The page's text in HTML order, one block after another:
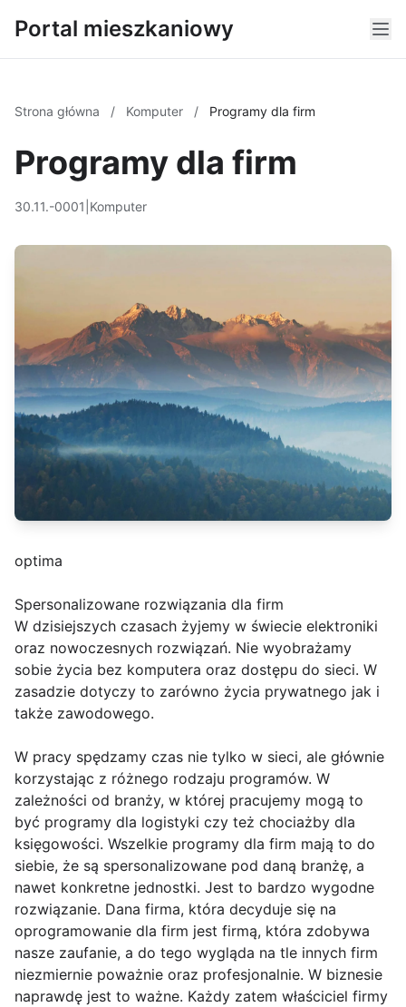
Portal mieszkaniowy
Strona główna / Komputer / Programy dla firm
Programy dla firm
30.11.-0001 Komputer
optima
Spersonalizowane rozwiązania dla firm
W dzisiejszych czasach żyjemy w świecie elektroniki
oraz nowoczesnych rozwiązań. Nie wyobrażamy
sobie życia bez komputera oraz dostępu do sieci. W
zasadzie dotyczy to zarówno życia prywatnego jak i
także zawodowego.
W pracy spędzamy czas nie tylko w sieci, ale głównie
korzystając z różnego rodzaju programów. W
zależności od branży, w której pracujemy mogą to
być programy dla logistyki czy też chociażby dla
księgowości. Wszelkie programy dla firm mają to do
siebie, że są spersonalizowane pod daną branżę, a
nawet konkretne jednostki. Jest to bardzo wygodne
rozwiązanie. Dana firma, która decyduje się na
oprogramowanie dla firm jest firmą, która zdobywa
nasze zaufanie, a do tego wygląda na tle innych firm
niezmiernie poważnie oraz profesjonalnie. W biznesie
naprawdę jest to ważne. Każdy zatem właściciel firmy